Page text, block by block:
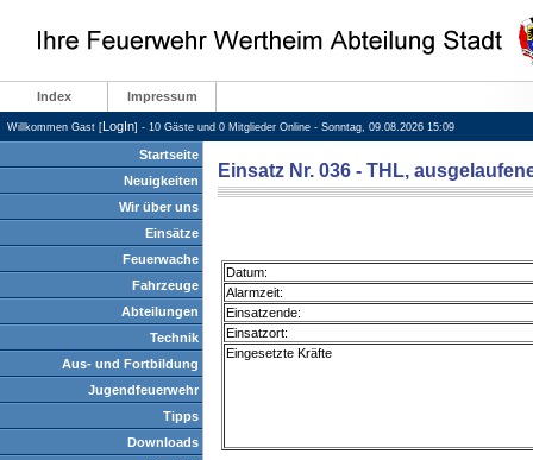
Index Impressum
Willkommen Gast [LogIn] - 10 Gäste und 0 Mitglieder Online - Sonntag, 09.08.2026 15:09
Startseite
Neuigkeiten
Wir über uns
Einsätze
Feuerwache
Fahrzeuge
Abteilungen
Technik
Aus- und Fortbildung
Jugendfeuerwehr
Tipps
Downloads
Einsatz Nr. 036 - THL,
Datum:
Alarmzeit:
Einsatzende:
Einsatzort:
Eingesetzte Kräfte